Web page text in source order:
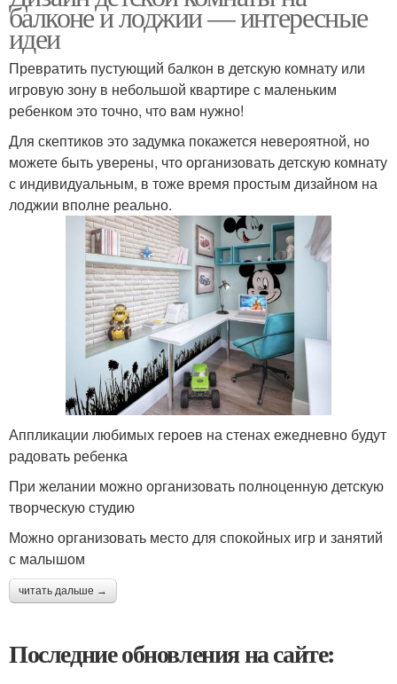
балконе и лоджии — интересные
идеи
Превратить пустующий балкон в детскую комнату или
игровую зону в небольшой квартире с маленьким
ребенком это точно, что вам нужно!
Для скептиков это задумка покажется невероятной, но
можете быть уверены, что организовать детскую комнату
с индивидуальным, в тоже время простым дизайном на
лоджии вполне реально.
Аппликации любимых героев на стенах ежедневно будут
радовать ребенка
При желании можно организовать полноценную детскую
творческую студию
Можно организовать место для спокойных игр и занятий
с малышом
читать дальше →
Последние обновления на сайте: